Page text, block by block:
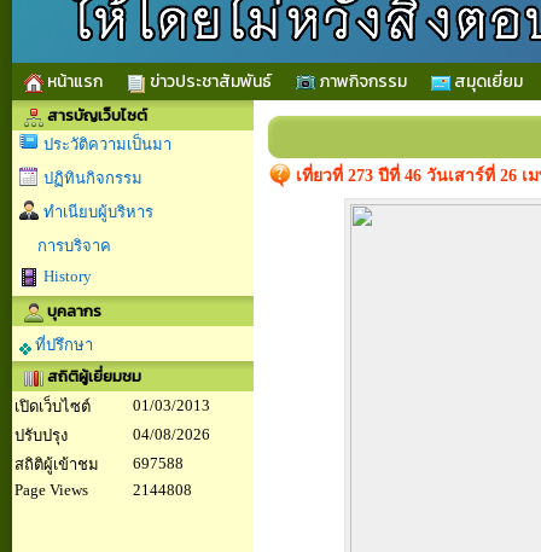
หน้าแรก ข่าวประชาสัมพันธ์ ภาพกิจกรรม สมุดเยี่ยม
สารบัญเว็บไซต์
ประวัติความเป็นมา
ปฏิทินกิจกรรม
ทำเนียบผู้บริหาร
การบริจาค
History
บุคลากร
ที่ปรึกษา
สถิติผู้เยี่ยมชม
เปิดเว็บไซต์
01/03/2013
ปรับปรุง
04/08/2026
สถิติผู้เข้าชม
697588
Page Views
2144808
เที่ยวที่ 273 ปีที่ 46 วันเสาร์ที่ 26